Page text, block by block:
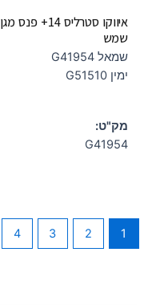
איווקו סטרליס 14+ פנס מגן
שמש
שמאל G41954
ימין G51510
מק"ט:
G41954
1
2
3
4